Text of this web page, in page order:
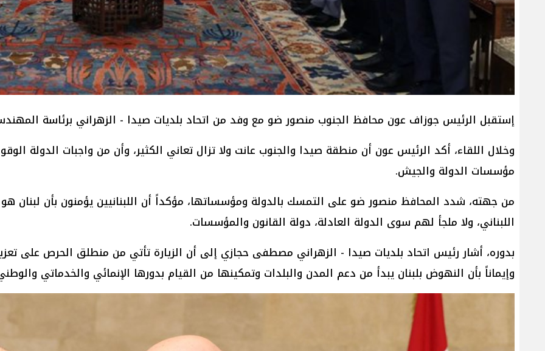
إستقبل الرئيس جوزاف عون محافظ الجنوب منصور ضو مع وفد من اتحاد بلديات صيدا - الزهراني برئاسة
وخلال اللقاء، أكد الرئيس عون أن منطقة صيدا والجنوب عانت ولا تزال تعاني الكثير، وأن من واجبات الدولة
مؤسسات الدولة والجيش.
من جهته، شدد المحافظ منصور ضو على التمسك بالدولة ومؤسساتها، مؤكداً أن اللبنانيين يؤمنون بأن
اللبناني، ولا ملجأ لهم سوى الدولة العادلة، دولة القانون والمؤسسات.
بدوره، أشار رئيس اتحاد بلديات صيدا - الزهراني مصطفى حجازي إلى أن الزيارة تأتي من منطلق الحرص على تعزيز
وإيماناً بأن النهوض بلبنان يبدأ من دعم المدن والبلدات وتمكينها من القيام بدورها الإنمائي والخدماتي